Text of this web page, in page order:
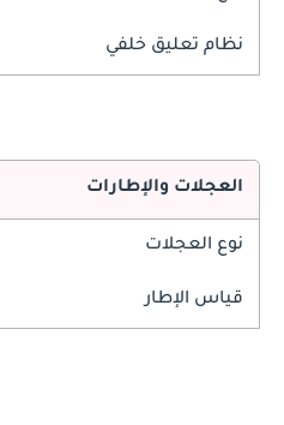
نظام تعليق خلفي
العجلات والإطارات
نوع العجلات
قياس الإطار